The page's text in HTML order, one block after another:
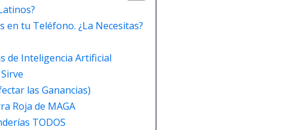
en tu Teléfono. ¿La Necesitas?
de Inteligencia Artificial
las Ganancias)
Roja de MAGA
TODOS